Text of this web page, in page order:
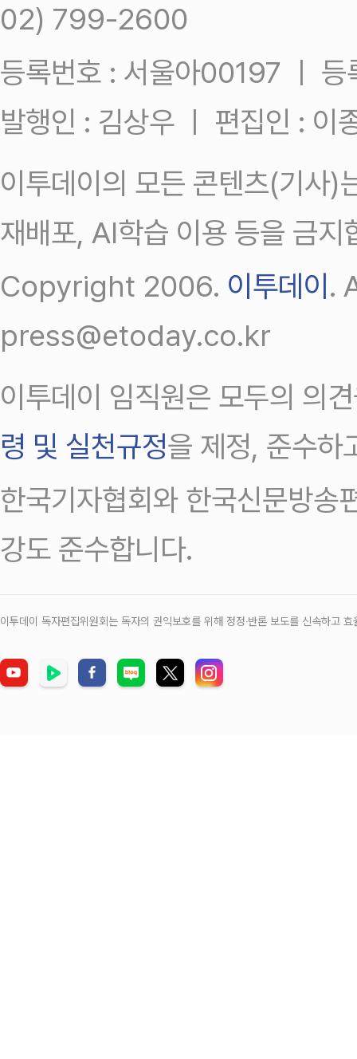
02) 799-2600
등록번호 : 서울아00197 ㅣ
발행인 : 김상우 ㅣ 편집인 : 이
이투데이의 모든 콘텐츠(기사)
재배포, AI학습 이용 등을 금지
Copyright 2006. 이투데이 .
press@etoday.co.kr
이투데이 임직원은 모두의 의
령 및 실천규정을 제정, 준수하
한국기자협회와 한국신문방송
강도 준수합니다.
이투데이 독자편집위원회는 독자의 권익보호를 위해 정정‧반론 보도를 신속하고